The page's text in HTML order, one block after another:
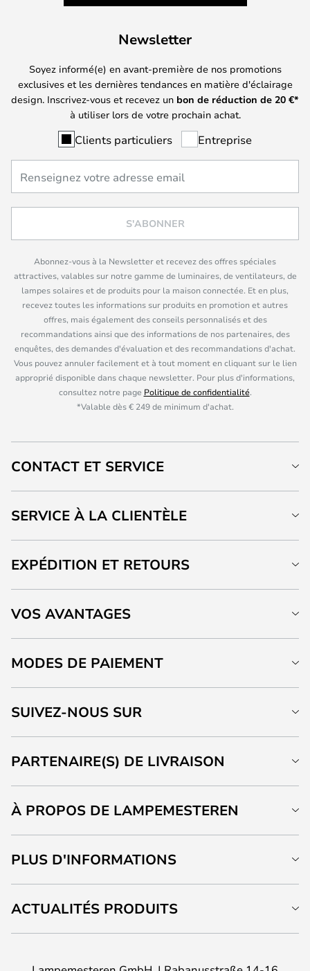
Newsletter
Soyez informé(e) en avant-première de nos promotions
exclusives et les dernières tendances en matière d'éclairage
design. Inscrivez-vous et recevez un bon de réduction de 20 €*
à utiliser lors de votre prochain achat.
Clients particuliers Entreprise
S'ABONNER
Abonnez-vous à la Newsletter et recevez des offres spéciales
attractives, valables sur notre gamme de luminaires, de ventilateurs, de
lampes solaires et de produits pour la maison connectée. Et en plus,
recevez toutes les informations sur produits en promotion et autres
offres, mais également des conseils personnalisés et des
recommandations ainsi que des informations de nos partenaires, des
enquêtes, des demandes d'évaluation et des recommandations d'achat.
Vous pouvez annuler facilement et à tout moment en cliquant sur le lien
approprié disponible dans chaque newsletter. Pour plus d'informations,
consultez notre page Politique de confidentialité.
*Valable dès € 249 de minimum d'achat.
CONTACT ET SERVICE
SERVICE À LA CLIENTÈLE
EXPÉDITION ET RETOURS
VOS AVANTAGES
MODES DE PAIEMENT
SUIVEZ-NOUS SUR
PARTENAIRE(S) DE LIVRAISON
À PROPOS DE LAMPEMESTEREN
PLUS D'INFORMATIONS
ACTUALITÉS PRODUITS